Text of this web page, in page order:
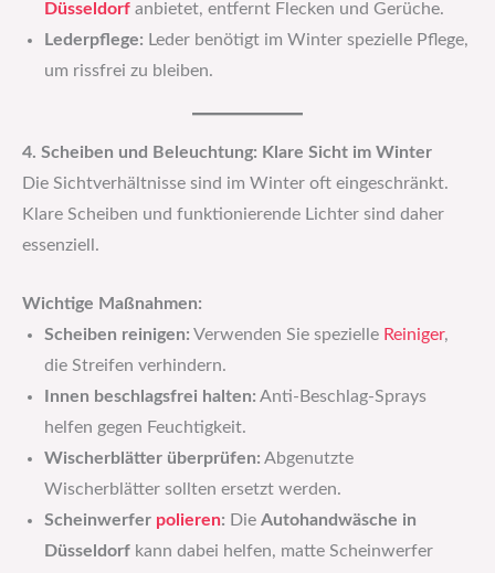
Düsseldorf anbietet, entfernt Flecken und Gerüche.
Lederpflege: Leder benötigt im Winter spezielle Pflege,
um rissfrei zu bleiben.
4. Scheiben und Beleuchtung: Klare Sicht im Winter
Die Sichtverhältnisse sind im Winter oft eingeschränkt.
Klare Scheiben und funktionierende Lichter sind daher
essenziell.
Wichtige Maßnahmen:
Scheiben reinigen: Verwenden Sie spezielle Reiniger,
die Streifen verhindern.
Innen beschlagsfrei halten: Anti-Beschlag-Sprays
helfen gegen Feuchtigkeit.
Wischerblätter überprüfen: Abgenutzte
Wischerblätter sollten ersetzt werden.
Scheinwerfer polieren: Die Autohandwäsche in
Düsseldorf kann dabei helfen, matte Scheinwerfer